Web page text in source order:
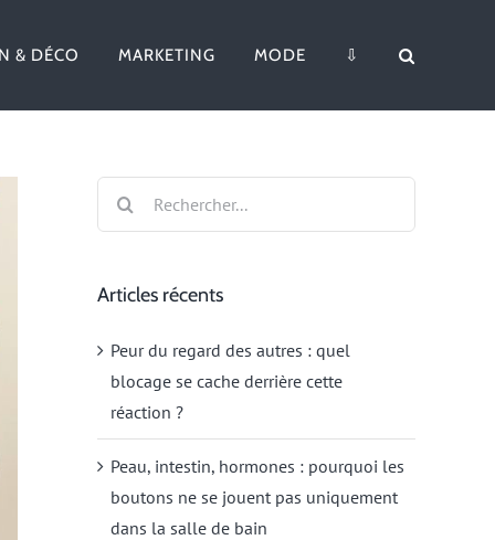
& DÉCO MARKETING MODE ⇩
Rechercher:
Articles récents
Peur du regard des autres : quel
blocage se cache derrière cette
réaction ?
Peau, intestin, hormones : pourquoi les
boutons ne se jouent pas uniquement
dans la salle de bain